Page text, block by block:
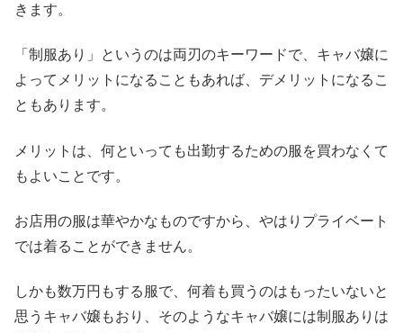
きます。
「制服あり」というのは両刃のキーワードで、キャバ嬢に
よってメリットになることもあれば、デメリットになるこ
ともあります。
メリットは、何といっても出勤するための服を買わなくて
もよいことです。
お店用の服は華やかなものですから、やはりプライベート
では着ることができません。
しかも数万円もする服で、何着も買うのはもったいないと
思うキャバ嬢もおり、そのようなキャバ嬢には制服ありは